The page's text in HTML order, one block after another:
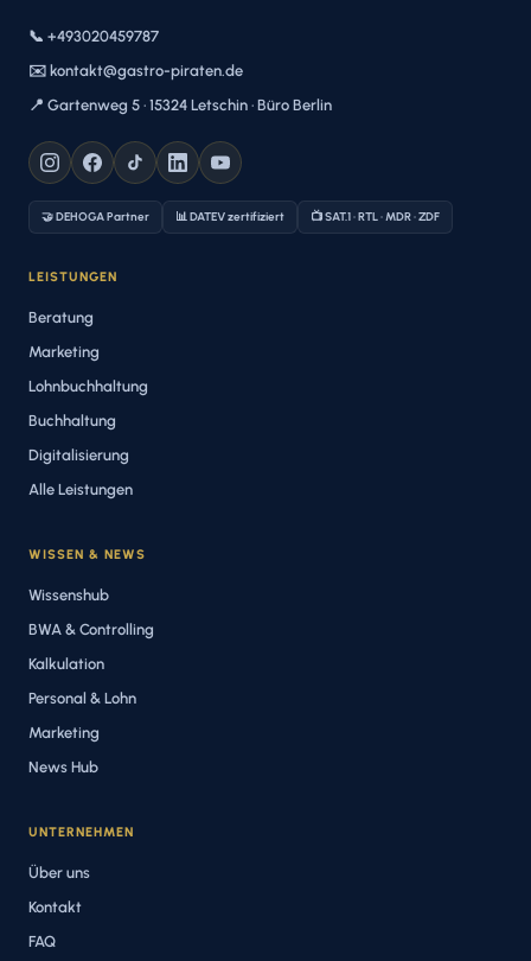
📞 +493020459787
✉️ kontakt@gastro-piraten.de
📍 Gartenweg 5 · 15324 Letschin · Büro Berlin
🤝 DEHOGA Partner 📊 DATEV zertifiziert 📺 SAT.1 · RTL · MDR · ZDF
LEISTUNGEN
Beratung
Marketing
Lohnbuchhaltung
Buchhaltung
Digitalisierung
Alle Leistungen
WISSEN & NEWS
Wissenshub
BWA & Controlling
Kalkulation
Personal & Lohn
Marketing
News Hub
UNTERNEHMEN
Über uns
Kontakt
FAQ